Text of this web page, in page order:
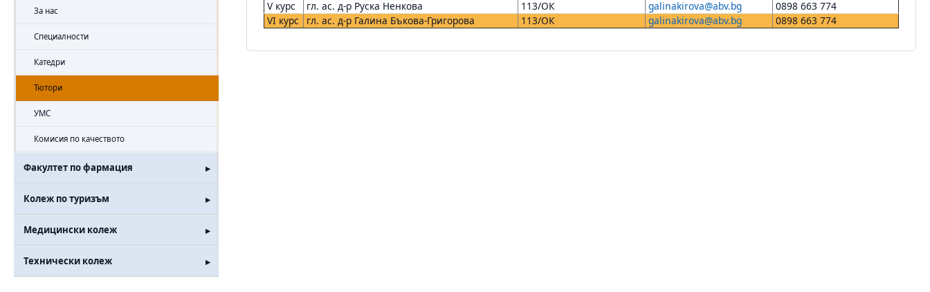
V курс
гл. ас. д-р Руска Ненкова 113/ОК galinakirova@abv.bg
0898 663 774
VI курс
гл. ас. д-р Галина Бъкова-Григорова 113/ОК galinakirova@abv.bg 0898 663 774
За нас
Специалности
Катедри
Тютори
УМС
Комисия по качеството
Факултет по фармация
Колеж по туризъм
Медицински колеж
Технически колеж